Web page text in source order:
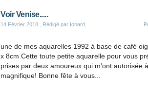
Voir Venise.....
14 Février 2018 , Rédigé par Ionard
une de mes aquarelles 1992 à base de café
x 8cm Cette toute petite aquarelle pour vous
prises par deux amoureux qui m'ont autorisée
magnifique! Bonne fête à vous...